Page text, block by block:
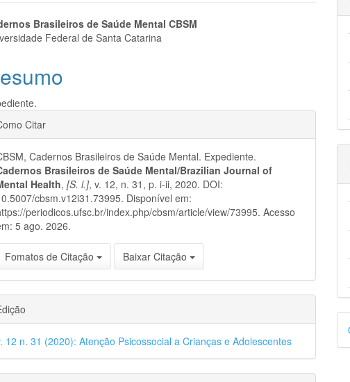
Brasileiros de Saúde Mental CBSM
Federal de Santa Catarina
Citar
Cadernos Brasileiros de Saúde Mental. Expediente.
Brasileiros de Saúde Mental/Brazilian Journal of
Health,[S. l.], v. 12, n. 31, p. i-ii, 2020. DOI:
cbsm.v12i31.73995. Disponível em:
periodicos.ufsc.br/index.php/cbsm/article/view/73995. Acesso
5 ago. 2026.
Fomatos de Citação Baixar Citação
12 n. 31 (2020): Atenção Psicossocial a Crianças e Adolescentes